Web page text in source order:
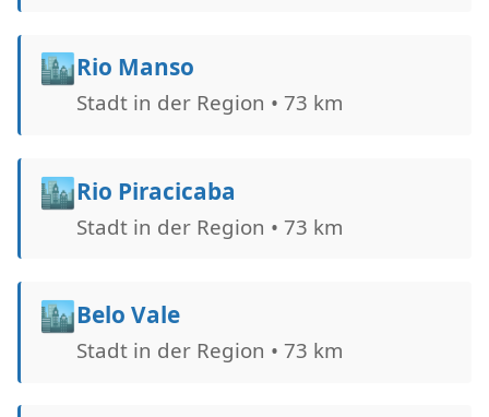
🏙️Rio Manso
Stadt in der Region • 73 km
🏙️Rio Piracicaba
Stadt in der Region • 73 km
🏙️Belo Vale
Stadt in der Region • 73 km